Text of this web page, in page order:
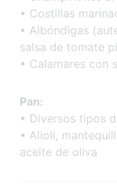
• Costillas
• Albóndigas
salsa de tomate
• Calamares con
Pan:
• Diversos tipos
• Alioli,
aceite de oliva